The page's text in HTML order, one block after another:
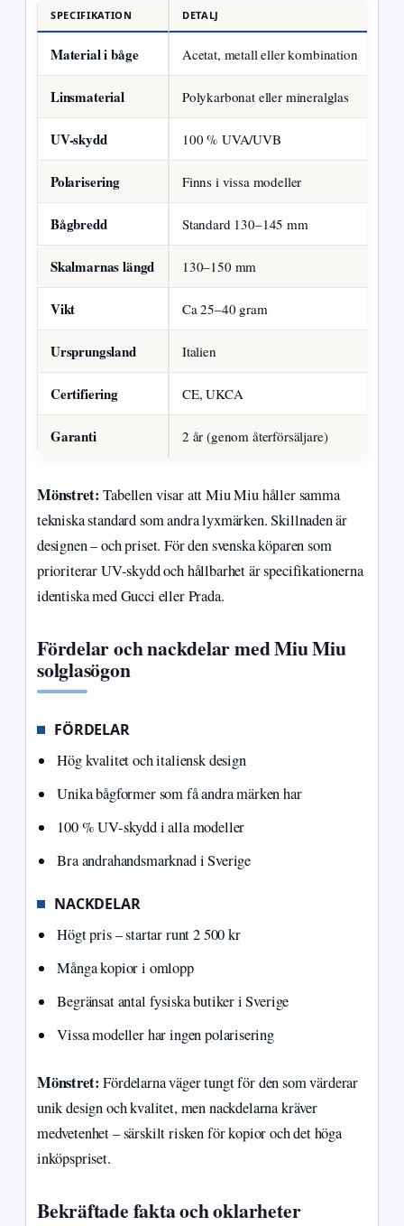
SPECIFIKATION DETALJ
Material i båge Acetat, metall eller kombination
Linsmaterial Polykarbonat eller mineralglas
UV-skydd 100 % UVA/UVB
Polarisering Finns i vissa modeller
Bågbredd Standard 130–145 mm
Skalmarnas längd 130–150 mm
Vikt Ca 25–40 gram
Ursprungsland Italien
Certifiering CE, UKCA
Garanti 2 år (genom återförsäljare)
Mönstret: Tabellen visar att Miu Miu håller samma
tekniska standard som andra lyxmärken. Skillnaden är
designen – och priset. För den svenska köparen som
prioriterar UV-skydd och hållbarhet är specifikationerna
identiska med Gucci eller Prada.
Fördelar och nackdelar med Miu Miu
solglasögon
FÖRDELAR
Hög kvalitet och italiensk design
Unika bågformer som få andra märken har
100 % UV-skydd i alla modeller
Bra andrahandsmarknad i Sverige
NACKDELAR
Högt pris – startar runt 2 500 kr
Många kopior i omlopp
Begränsat antal fysiska butiker i Sverige
Vissa modeller har ingen polarisering
Mönstret: Fördelarna väger tungt för den som värderar
unik design och kvalitet, men nackdelarna kräver
medvetenhet – särskilt risken för kopior och det höga
inköpspriset.
Bekräftade fakta och oklarheter